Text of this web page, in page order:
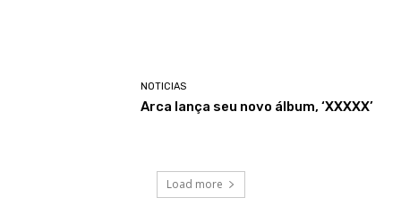
NOTICIAS
Arca lança seu novo álbum, ‘XXXXX’
Load more